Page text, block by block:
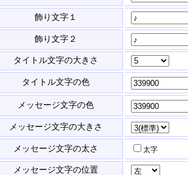
飾り文字１
飾り文字２
タイトル文字の大きさ
タイトル文字の色
メッセージ文字の色
メッセージ文字の大きさ
メッセージ文字の太さ 太字
メッセージ文字の位置